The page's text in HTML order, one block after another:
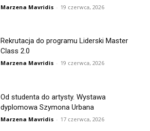
Marzena Mavridis - 19 czerwca, 2026
Rekrutacja do programu Liderski Master
Class 2.0
Marzena Mavridis - 19 czerwca, 2026
Od studenta do artysty. Wystawa
dyplomowa Szymona Urbana
Marzena Mavridis - 17 czerwca, 2026